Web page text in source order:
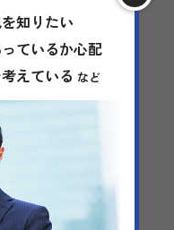
知りたい
ているか心配
えている など